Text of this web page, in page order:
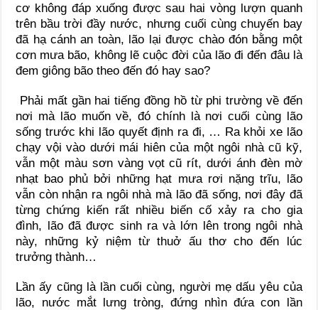
cơ không đáp xuống được sau hai vòng lượn quanh
trên bầu trời đầy nước, nhưng cuối cùng chuyến bay
đã hạ cánh an toàn, lão lại được chào đón bằng một
cơn mưa bão, không lẽ cuộc đời của lão đi đến đâu là
đem giông bão theo đến đó hay sao?
Phải mất gần hai tiếng đồng hồ từ phi trường về đến
nơi mà lão muốn về, đó chính là nơi cuối cùng lão
sống trước khi lão quyết định ra đi, … Ra khỏi xe lão
chạy vội vào dưới mái hiên của một ngôi nhà cũ kỹ,
vẫn một màu sơn vàng vọt cũ rít, dưới ánh đèn mờ
nhạt bao phủ bởi những hạt mưa rơi nặng trĩu, lão
vẫn còn nhận ra ngôi nhà mà lão đã sống, nơi đây đã
từng chứng kiến rất nhiều biến cố xảy ra cho gia
đình, lão đã được sinh ra và lớn lên trong ngôi nhà
này, những kỷ niệm từ thuở ấu thơ cho đến lúc
trưởng thành…
Lần ấy cũng là lần cuối cùng, người mẹ dấu yêu của
lão, nước mắt lưng tròng, đứng nhìn đứa con lần